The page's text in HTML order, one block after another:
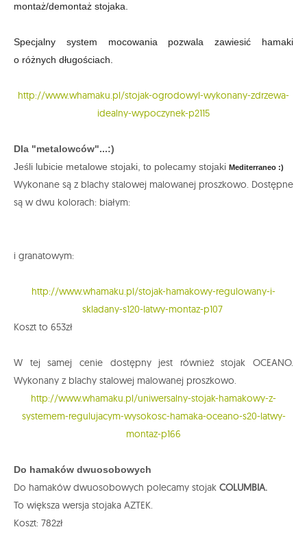
montaż/demontaż stojaka.
Specjalny system mocowania pozwala zawiesić hamaki
o różnych długościach.
http://www.whamaku.pl/stojak-ogrodowyl-wykonany-zdrzewa-
idealny-wypoczynek-p2115
Dla "metalowców"...:)
Jeśli lubicie metalowe stojaki, to polecamy stojaki Mediterraneo :)
Wykonane są z blachy stalowej malowanej proszkowo. Dostępne
są w dwu kolorach: białym:
i granatowym:
http://www.whamaku.pl/stojak-hamakowy-regulowany-i-
skladany-s120-latwy-montaz-p107
Koszt to 653zł
W tej samej cenie dostępny jest również stojak OCEANO.
Wykonany z blachy stalowej malowanej proszkowo.
http://www.whamaku.pl/uniwersalny-stojak-hamakowy-z-
systemem-regulujacym-wysokosc-hamaka-oceano-s20-latwy-
montaz-p166
Do hamaków dwuosobowych
Do hamaków dwuosobowych polecamy stojak COLUMBIA.
To większa wersja stojaka AZTEK.
Koszt: 782zł